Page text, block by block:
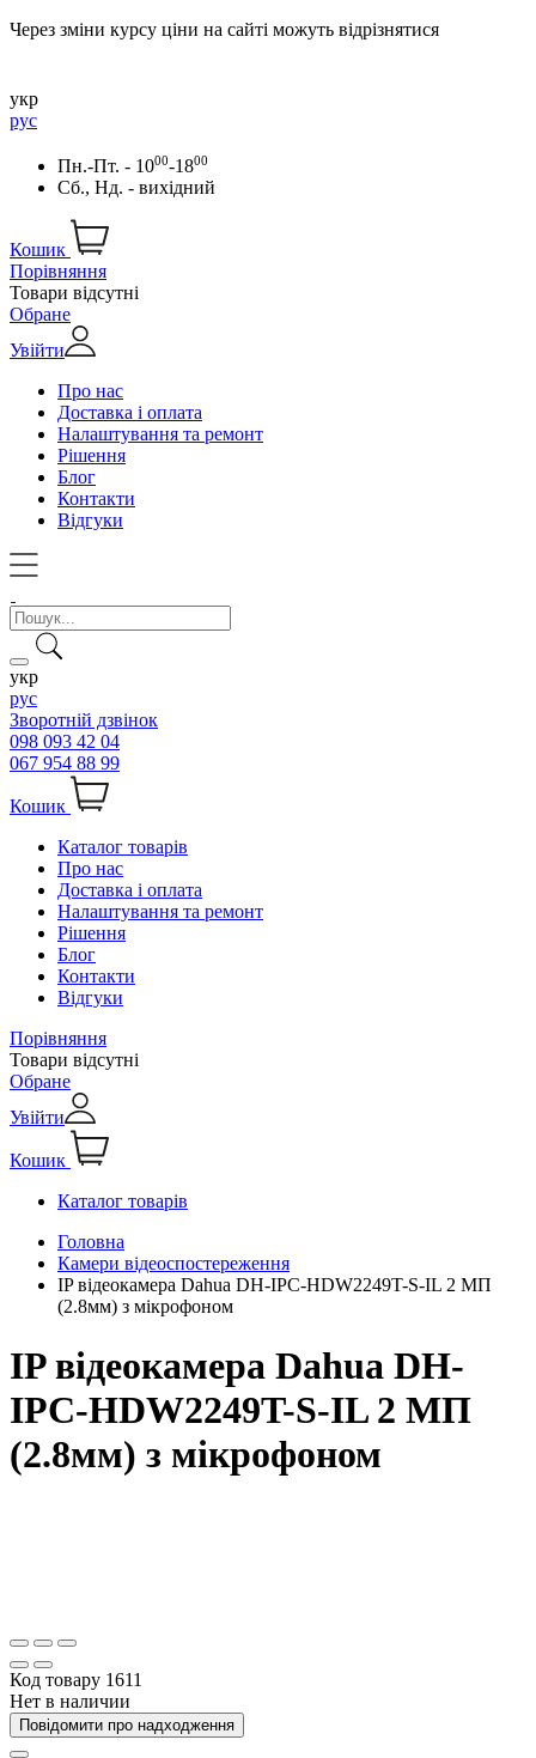
Через зміни курсу ціни на сайті можуть відрізнятися
укр
рус
Пн.-Пт. - 1000-1800
Сб., Нд. - вихідний
Кошик
Порівняння
Товари відсутні
Обране
Увійти
Про нас
Доставка і оплата
Налаштування та ремонт
Рішення
Блог
Контакти
Відгуки
укр
рус
Зворотній дзвінок
098 093 42 04
067 954 88 99
Кошик
Каталог товарів
Про нас
Доставка і оплата
Налаштування та ремонт
Рішення
Блог
Контакти
Відгуки
Порівняння
Товари відсутні
Обране
Увійти
Кошик
Каталог товарів
Головна
Камери відеоспостереження
IP відеокамера Dahua DH-IPC-HDW2249T-S-IL 2 МП
(2.8мм) з мікрофоном
IP відеокамера Dahua DH-
IPC-HDW2249T-S-IL 2 МП
(2.8мм) з мікрофоном
Код товару 1611
Нет в наличии
Повідомити про надходження